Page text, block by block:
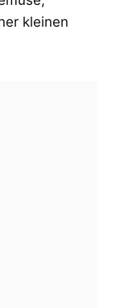
kleinen